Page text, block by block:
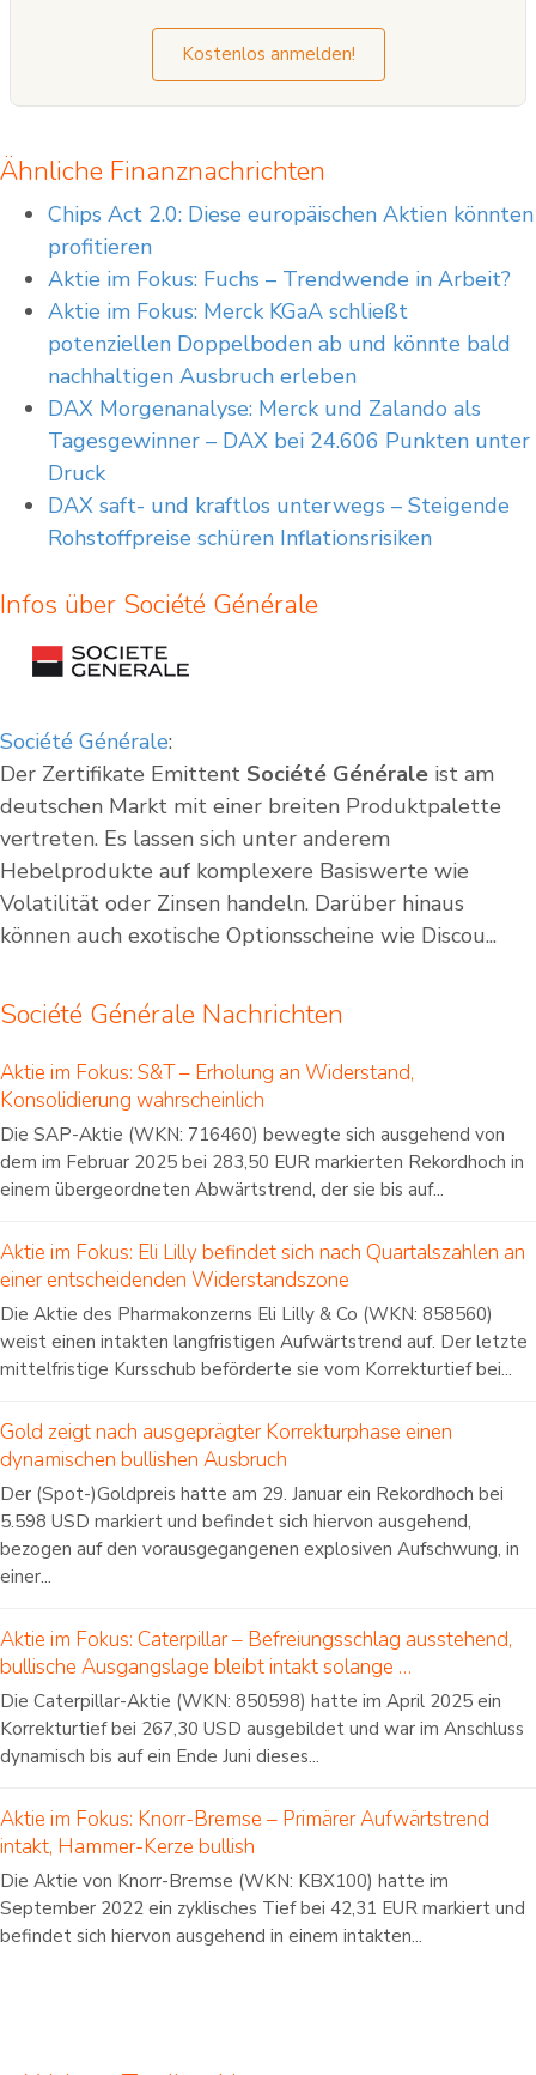
Kostenlos anmelden!
Ähnliche Finanznachrichten
Chips Act 2.0: Diese europäischen Aktien könnten
profitieren
Aktie im Fokus: Fuchs – Trendwende in Arbeit?
Aktie im Fokus: Merck KGaA schließt
potenziellen Doppelboden ab und könnte bald
nachhaltigen Ausbruch erleben
DAX Morgenanalyse: Merck und Zalando als
Tagesgewinner – DAX bei 24.606 Punkten unter
Druck
DAX saft- und kraftlos unterwegs – Steigende
Rohstoffpreise schüren Inflationsrisiken
Infos über Société Générale
Société Générale:
Der Zertifikate Emittent Société Générale ist am
deutschen Markt mit einer breiten Produktpalette
vertreten. Es lassen sich unter anderem
Hebelprodukte auf komplexere Basiswerte wie
Volatilität oder Zinsen handeln. Darüber hinaus
können auch exotische Optionsscheine wie Discou...
Société Générale Nachrichten
Aktie im Fokus: S&T – Erholung an Widerstand,
Konsolidierung wahrscheinlich
Die SAP-Aktie (WKN: 716460) bewegte sich ausgehend von
dem im Februar 2025 bei 283,50 EUR markierten Rekordhoch in
einem übergeordneten Abwärtstrend, der sie bis auf...
Aktie im Fokus: Eli Lilly befindet sich nach Quartalszahlen an
einer entscheidenden Widerstandszone
Die Aktie des Pharmakonzerns Eli Lilly & Co (WKN: 858560)
weist einen intakten langfristigen Aufwärtstrend auf. Der letzte
mittelfristige Kursschub beförderte sie vom Korrekturtief bei...
Gold zeigt nach ausgeprägter Korrekturphase einen
dynamischen bullishen Ausbruch
Der (Spot-)Goldpreis hatte am 29. Januar ein Rekordhoch bei
5.598 USD markiert und befindet sich hiervon ausgehend,
bezogen auf den vorausgegangenen explosiven Aufschwung, in
einer...
Aktie im Fokus: Caterpillar – Befreiungsschlag ausstehend,
bullische Ausgangslage bleibt intakt solange …
Die Caterpillar-Aktie (WKN: 850598) hatte im April 2025 ein
Korrekturtief bei 267,30 USD ausgebildet und war im Anschluss
dynamisch bis auf ein Ende Juni dieses...
Aktie im Fokus: Knorr-Bremse – Primärer Aufwärtstrend
intakt, Hammer-Kerze bullish
Die Aktie von Knorr-Bremse (WKN: KBX100) hatte im
September 2022 ein zyklisches Tief bei 42,31 EUR markiert und
befindet sich hiervon ausgehend in einem intakten...